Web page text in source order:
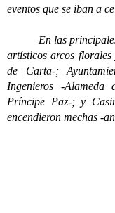
eventos que se iban a
En las principales
artísticos arcos
de Carta-;
Ingenieros -
Príncipe Paz-; y
encendieron mechas -